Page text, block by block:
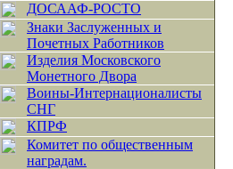
ДОСААФ-РОСТО
Знаки Заслуженных и
Почетных Работников
Изделия Московского
Монетного Двора
Воины-Интернационалисты
СНГ
КПРФ
Комитет по общественным
наградам.